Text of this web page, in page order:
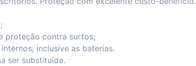
proteção contra surtos;
inclusive as baterias.
ser substituída.